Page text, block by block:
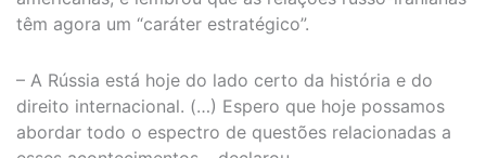
têm agora um “caráter estratégico”.
– A Rússia está hoje do lado certo da história e do
direito internacional. (…) Espero que hoje possamos
abordar todo o espectro de questões relacionadas a